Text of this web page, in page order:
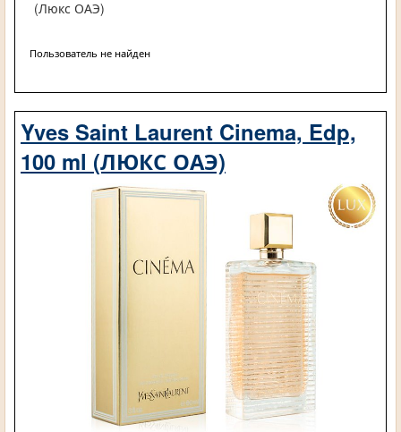
(Люкс ОАЭ)
Пользователь не найден
Yves Saint Laurent Cinema, Edp,
100 ml (ЛЮКС ОАЭ)